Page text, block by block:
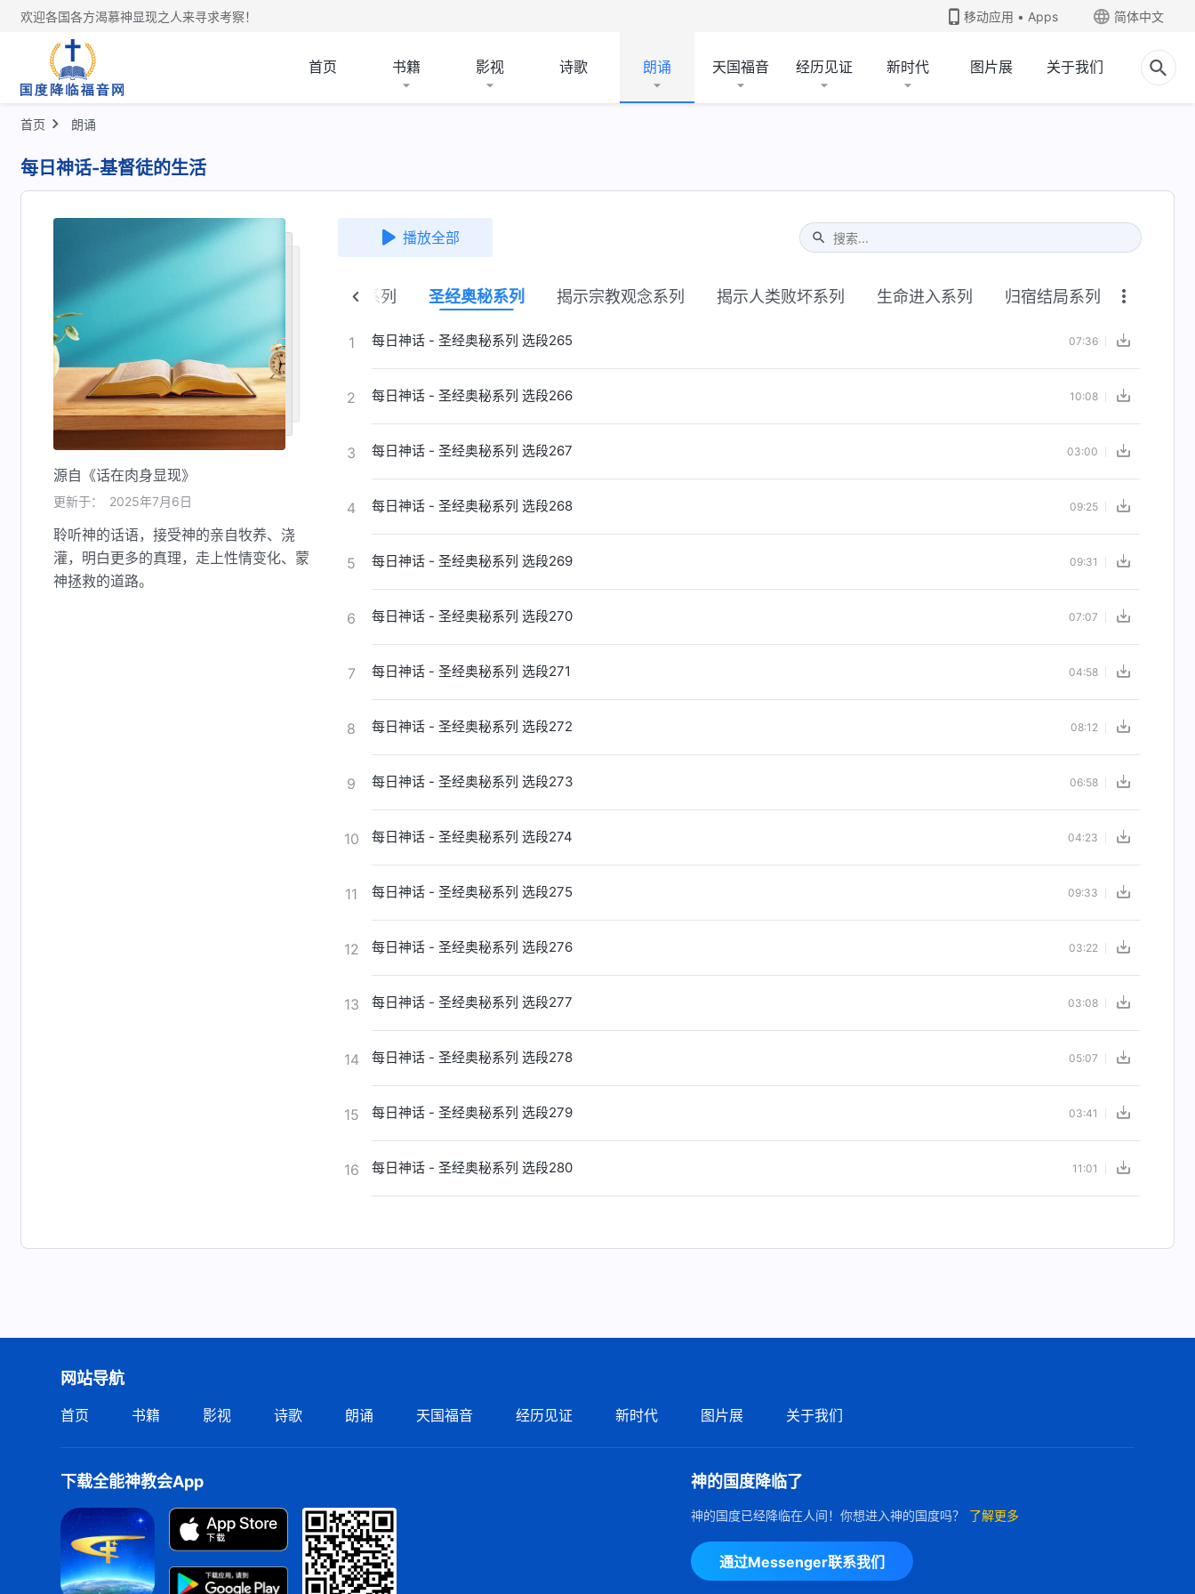
欢迎各国各方渴慕神显现之人来寻求考察！ 移动应用 • Apps 简体中文
首页 书籍 影视 诗歌 朗诵 天国福音 经历见证 新时代 图片展 关于我们
首页 朗诵
每日神话-基督徒的生活
源自《话在肉身显现》
更新于： 2025年7月6日
聆听神的话语，接受神的亲自牧养、浇
灌，明白更多的真理，走上性情变化、蒙
神拯救的道路。
播放全部
Type 1 or more characters for results.
认识神作工系列 神的性情与所有所是系列 圣经奥秘系列 揭示宗教观念系列 揭示人类败坏系列 生命进入系列 归宿结局系列
1 每日神话 - 圣经奥秘系列 选段265 07:36
2 每日神话 - 圣经奥秘系列 选段266 10:08
3 每日神话 - 圣经奥秘系列 选段267 03:00
4 每日神话 - 圣经奥秘系列 选段268 09:25
5 每日神话 - 圣经奥秘系列 选段269 09:31
6 每日神话 - 圣经奥秘系列 选段270 07:07
7 每日神话 - 圣经奥秘系列 选段271 04:58
8 每日神话 - 圣经奥秘系列 选段272 08:12
9 每日神话 - 圣经奥秘系列 选段273 06:58
10 每日神话 - 圣经奥秘系列 选段274 04:23
11 每日神话 - 圣经奥秘系列 选段275 09:33
12 每日神话 - 圣经奥秘系列 选段276 03:22
13 每日神话 - 圣经奥秘系列 选段277 03:08
14 每日神话 - 圣经奥秘系列 选段278 05:07
15 每日神话 - 圣经奥秘系列 选段279 03:41
16 每日神话 - 圣经奥秘系列 选段280 11:01
网站导航
首页 书籍 影视 诗歌 朗诵 天国福音 经历见证 新时代 图片展 关于我们
下载全能神教会App 神的国度降临了
神的国度已经降临在人间！你想进入神的国度吗？ 了解更多
通过Messenger联系我们